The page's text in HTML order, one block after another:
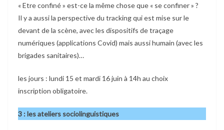
« Etre confiné » est-ce la même chose que « se confiner » ?
Il y a aussi la perspective du tracking qui est mise sur le
devant de la scène, avec les dispositifs de traçage
numériques (applications Covid) mais aussi humain (avec les
brigades sanitaires)…
les jours : lundi 15 et mardi 16 juin à 14h au choix
inscription obligatoire.
3 : les ateliers sociolinguistiques